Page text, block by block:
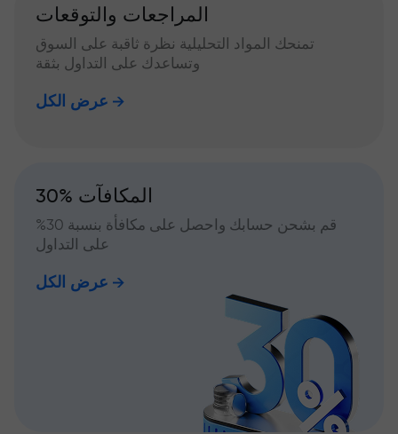
المراجعات والتوقعات
تمنحك المواد التحليلية نظرة ثاقبة على السوق
وتساعدك على التداول بثقة
عرض الكل
30% المكافآت
قم بشحن حسابك واحصل على مكافأة بنسبة 30%
على التداول
عرض الكل